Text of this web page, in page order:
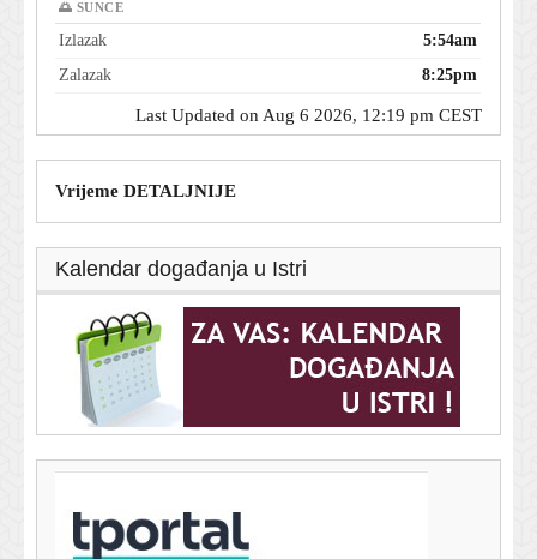
🌅 SUNCE
Izlazak
5:54am
Zalazak
8:25pm
Last Updated on Aug 6 2026, 12:19 pm CEST
Vrijeme DETALJNIJE
Kalendar događanja u Istri
Potpisan ugovor: Split dobiva novi Centar za starije